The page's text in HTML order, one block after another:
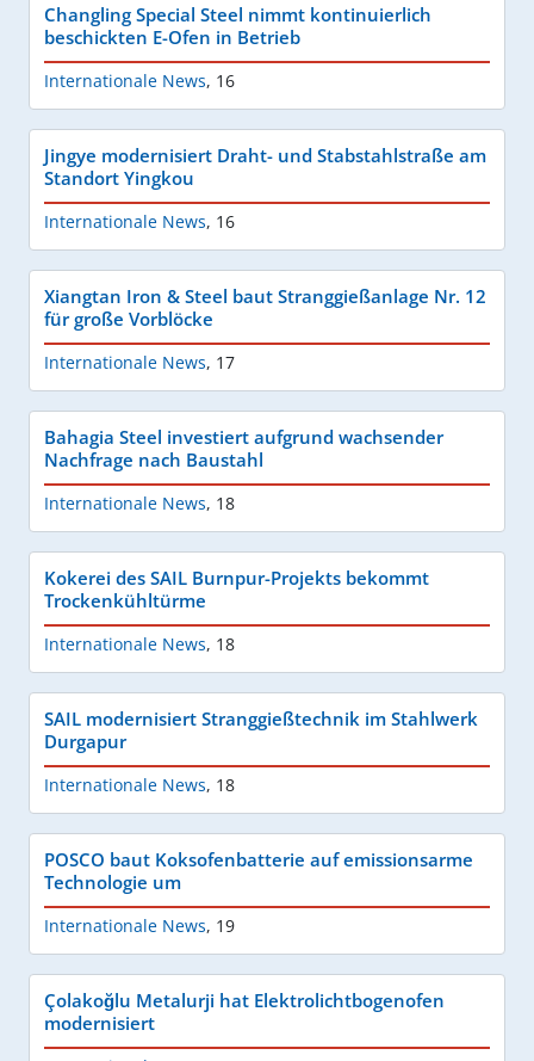
Changling Special Steel nimmt kontinuierlich
beschickten E-Ofen in Betrieb
Internationale News, 16
Jingye modernisiert Draht- und Stabstahlstraße am
Standort Yingkou
Internationale News, 16
Xiangtan Iron & Steel baut Stranggießanlage Nr. 12
für große Vorblöcke
Internationale News, 17
Bahagia Steel investiert aufgrund wachsender
Nachfrage nach Baustahl
Internationale News, 18
Kokerei des SAIL Burnpur-Projekts bekommt
Trockenkühltürme
Internationale News, 18
SAIL modernisiert Stranggießtechnik im Stahlwerk
Durgapur
Internationale News, 18
POSCO baut Koksofenbatterie auf emissionsarme
Technologie um
Internationale News, 19
Çolakoğlu Metalurji hat Elektrolichtbogenofen
modernisiert